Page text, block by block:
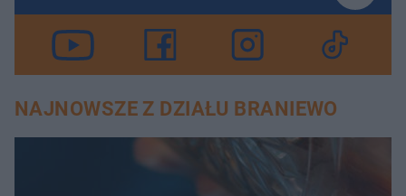
NAJNOWSZE Z DZIAŁU BRANIEWO